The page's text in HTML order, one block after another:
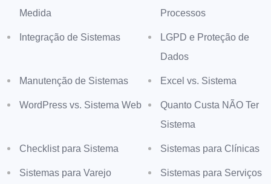
Medida
Processos
Integração de Sistemas
LGPD e Proteção de
Dados
Manutenção de Sistemas Excel vs. Sistema
WordPress vs. Sistema Web
Quanto Custa NÃO Ter
Sistema
Checklist para Sistema Sistemas para Clínicas
Sistemas para Varejo Sistemas para Serviços